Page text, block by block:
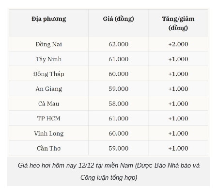
Giá heo hơi hôm nay 12/12 tại miền Nam (Được Báo Nhà báo và
Công luận tổng hợp)